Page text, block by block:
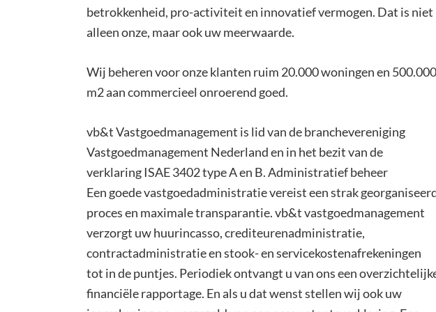
betrokkenheid, pro-activiteit en innovatief vermogen. Dat is niet
alleen onze, maar ook uw meerwaarde.
Wij beheren voor onze klanten ruim 20.000 woningen en 500.000
m2 aan commercieel onroerend goed.
vb&t Vastgoedmanagement is lid van de branchevereniging
Vastgoedmanagement Nederland en in het bezit van de
verklaring ISAE 3402 type A en B. Administratief beheer
Een goede vastgoedadministratie vereist een strak
proces en maximale transparantie. vb&t vastgoedmanagement
verzorgt uw huurincasso, crediteurenadministratie,
contractadministratie en stook- en servicekostenafrekeningen
tot in de puntjes. Periodiek ontvangt u van ons een
financiële rapportage. En als u dat wenst stellen wij ook uw